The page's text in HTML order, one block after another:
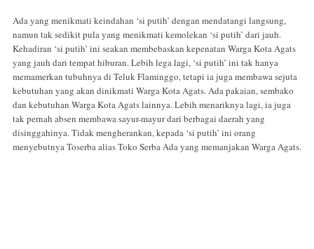
Ada yang menikmati keindahan ‘si putih’ dengan mendatangi langsung,
namun tak sedikit pula yang menikmati kemolekan ‘si putih’ dari jauh.
Kehadiran ‘si putih’ ini seakan membebaskan kepenatan Warga Kota Agats
yang jauh dari tempat hiburan. Lebih lega lagi, ‘si putih’ ini tak hanya
memamerkan tubuhnya di Teluk Flaminggo, tetapi ia juga membawa sejuta
kebutuhan yang akan dinikmati Warga Kota Agats. Ada pakaian, sembako
dan kebutuhan Warga Kota Agats lainnya. Lebih menariknya lagi, ia juga
tak pernah absen membawa sayur-mayur dari berbagai daerah yang
disinggahinya. Tidak mengherankan, kepada ‘si putih’ ini orang
menyebutnya Toserba alias Toko Serba Ada yang memanjakan Warga Agats.